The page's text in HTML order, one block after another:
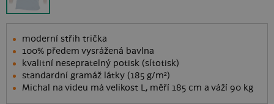
moderní střih trička
100% předem vysrážená bavlna
kvalitní nesepratelný potisk (sítotisk)
standardní gramáž látky (185 g/m²)
Michal na videu má velikost L, měří 185 cm a váží 90 kg